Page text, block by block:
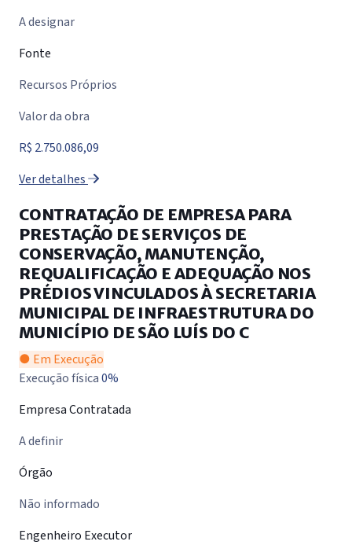
A designar
Fonte
Recursos Próprios
Valor da obra
R$ 2.750.086,09
Ver detalhes
CONTRATAÇÃO DE EMPRESA PARA
PRESTAÇÃO DE SERVIÇOS DE
CONSERVAÇÃO, MANUTENÇÃO,
REQUALIFICAÇÃO E ADEQUAÇÃO NOS
PRÉDIOS VINCULADOS À SECRETARIA
MUNICIPAL DE INFRAESTRUTURA DO
MUNICÍPIO DE SÃO LUÍS DO C
● Em Execução
Execução física0%
Empresa Contratada
A definir
Órgão
Não informado
Engenheiro Executor